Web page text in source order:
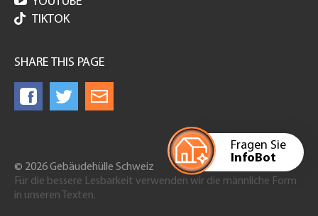
Fragen Sie
InfoBot
TIKTOK
SHARE THIS PAGE
© 2026 Gebäudehülle Schweiz
Für die bessere Lesbarkeit verwenden wir die männliche Form
in unseren Texten.